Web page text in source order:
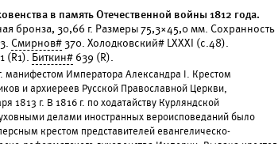
в память Отечественной войны 1812 года.
бронза, 30,66 г. Размеры 75,3×45,0 мм. Сохранность
Смирнов#370. Холодковский# LXXXI (с.48).
(R1). Биткин# 639 (R).
манифестом Императора Александра I. Крестом
и архиереев Русской Православной Церкви,
1813 г. В 1816 г. по ходатайству Курляндской
делами иностранных вероисповеданий было
крестом представителей евангелическо-